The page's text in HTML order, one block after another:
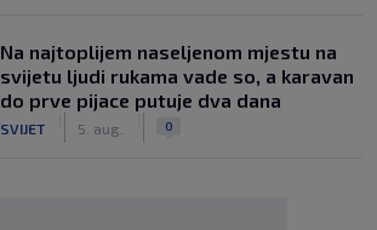
Na najtoplijem naseljenom mjestu na
svijetu ljudi rukama vade so, a karavan
do prve pijace putuje dva dana
SVIJET 5. aug. 0